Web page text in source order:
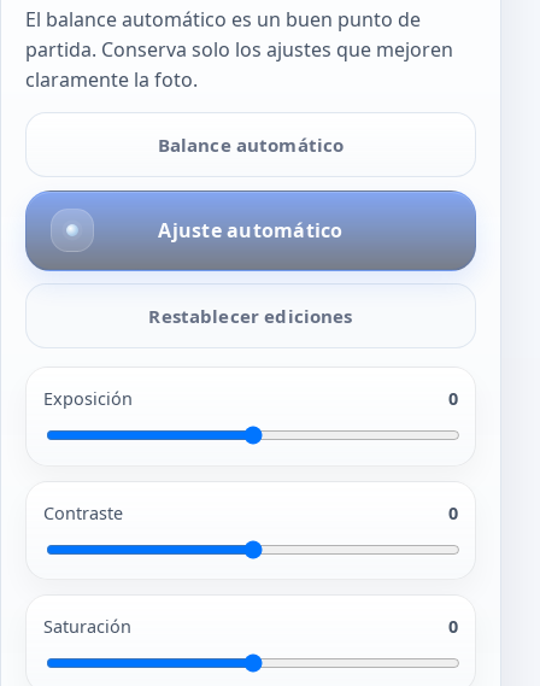
El balance automático es un buen punto de
partida. Conserva solo los ajustes que mejoren
claramente la foto.
Balance automático
Ajuste automático
Restablecer ediciones
Exposición 0
Contraste 0
Saturación 0